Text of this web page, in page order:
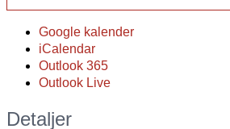
Google kalender
iCalendar
Outlook 365
Outlook Live
Detaljer